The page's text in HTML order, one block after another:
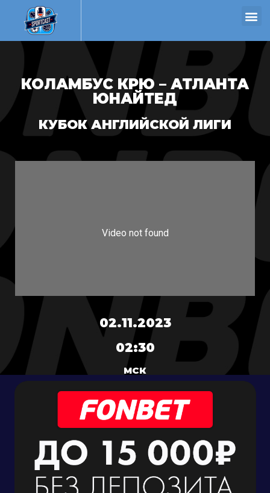
КОЛАМБУС КРЮ – АТЛАНТА
ЮНАЙТЕД
КУБОК АНГЛИЙСКОЙ ЛИГИ
02.11.2023
02:30
МСК